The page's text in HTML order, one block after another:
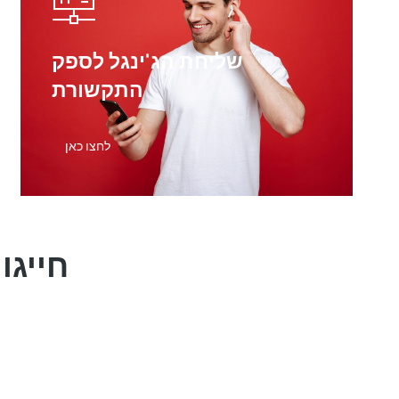
שליחת הג'ינגל לספק
התקשורת
לחצו כאן
חייגו